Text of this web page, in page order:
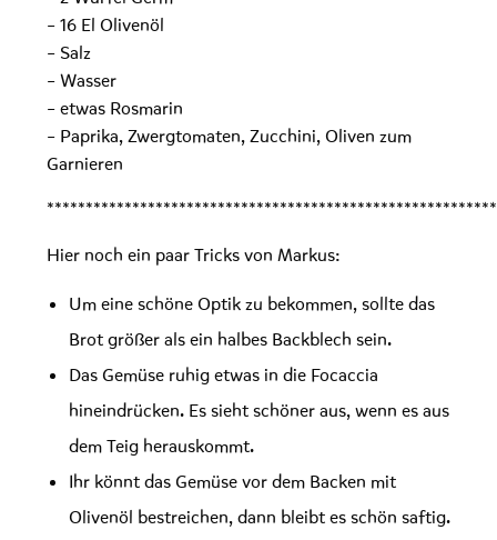
– 16 El Olivenöl
– Salz
– Wasser
– etwas Rosmarin
– Paprika, Zwergtomaten, Zucchini, Oliven zum
Garnieren
Hier noch ein paar Tricks von Markus:
Um eine schöne Optik zu bekommen, sollte das
Brot größer als ein halbes Backblech sein.
Das Gemüse ruhig etwas in die Focaccia
hineindrücken. Es sieht schöner aus, wenn es aus
dem Teig herauskommt.
Ihr könnt das Gemüse vor dem Backen mit
Olivenöl bestreichen, dann bleibt es schön saftig.